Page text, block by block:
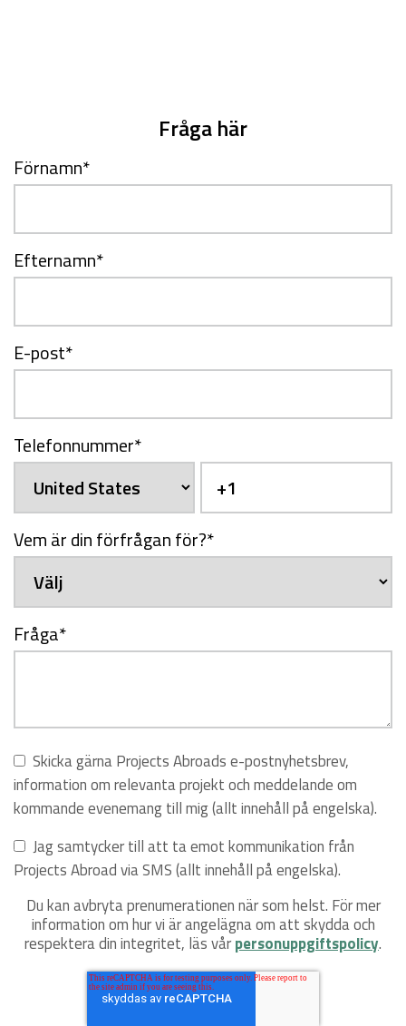
Fråga här
Förnamn*
Efternamn*
E-post*
Telefonnummer*
Vem är din förfrågan för?*
Fråga*
Skicka gärna Projects Abroads e-postnyhetsbrev,
information om relevanta projekt och meddelande om
kommande evenemang till mig (allt innehåll på engelska).
Jag samtycker till att ta emot kommunikation från
Projects Abroad via SMS (allt innehåll på engelska).
Du kan avbryta prenumerationen när som helst. För mer
information om hur vi är angelägna om att skydda och
respektera din integritet, läs vårpersonuppgiftspolicy.